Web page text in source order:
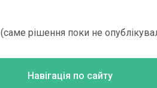
(саме рішення поки не
Навігація по сайту